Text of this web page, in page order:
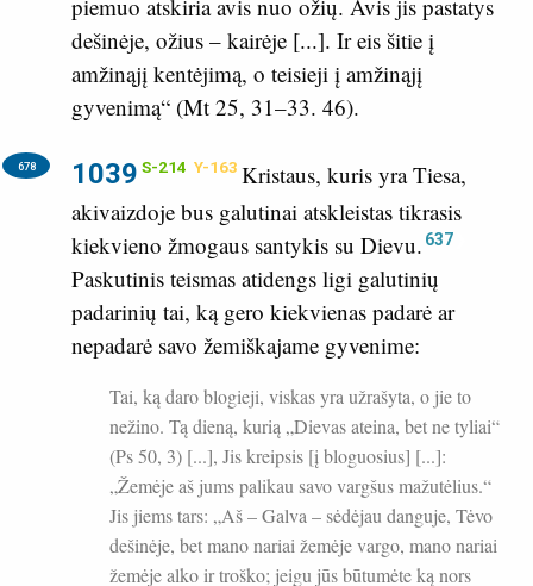
piemuo atskiria avis nuo ožių. Avis jis pastatys
dešinėje, ožius – kairėje [...]. Ir eis šitie į
amžinąjį kentėjimą, o teisieji į amžinąjį
gyvenimą“ (Mt 25, 31–33. 46).
1039 S-214 Y-163
678
Kristaus, kuris yra Tiesa,
akivaizdoje bus galutinai atskleistas tikrasis
kiekvieno žmogaus santykis su Dievu. 637
Paskutinis teismas atidengs ligi galutinių
padarinių tai, ką gero kiekvienas padarė ar
nepadarė savo žemiškajame gyvenime:
Tai, ką daro blogieji, viskas yra užrašyta, o jie to
nežino. Tą dieną, kurią „Dievas ateina, bet ne tyliai“
(Ps 50, 3) [...], Jis kreipsis [į bloguosius] [...]:
„Žemėje aš jums palikau savo vargšus mažutėlius.“
Jis jiems tars: „Aš – Galva – sėdėjau danguje, Tėvo
dešinėje, bet mano nariai žemėje vargo, mano nariai
žemėje alko ir troško; jeigu jūs būtumėte ką nors